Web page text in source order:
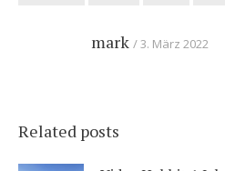
mark 3. März 2022
Related posts